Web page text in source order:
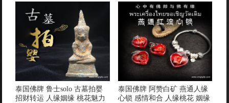
泰国佛牌 鲁士solo 古墓拍婴
招财转运 人缘姻缘 桃花魅力
泰国佛牌 阿赞白矿 燕通人缘
心锁 感情和合 人缘桃花 姻缘